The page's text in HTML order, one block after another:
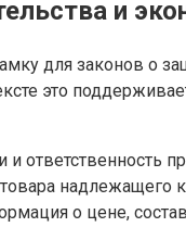
и
для законов о
это
и ответственность
надлежащего
о цене,